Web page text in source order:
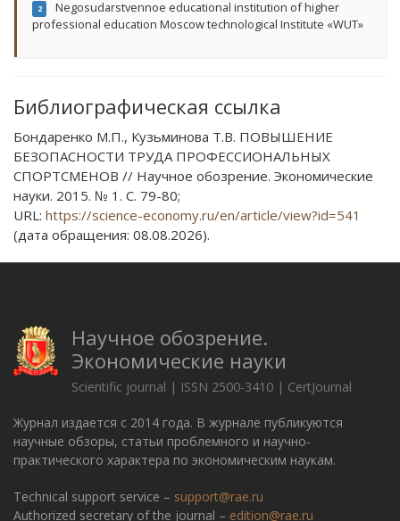
2
Negosudarstvennoe educational institution of higher
professional education Moscow technological Institute «WUT»
Библиографическая ссылка
Бондаренко М.П., Кузьминова Т.В. ПОВЫШЕНИЕ
БЕЗОПАСНОСТИ ТРУДА ПРОФЕССИОНАЛЬНЫХ
СПОРТСМЕНОВ // Научное обозрение. Экономические
науки. 2015. № 1. С. 79-80;
URL: https://science-economy.ru/en/article/view?id=541
(дата обращения: 08.08.2026).
Научное обозрение.
Экономические науки
Scientific journal | ISSN 2500-3410 | CertJournal
Журнал издается с 2014 года. В журнале публикуются
научные обзоры, статьи проблемного и научно-
практического характера по экономическим наукам.
Technical support service – support@rae.ru
Authorized secretary of the journal – edition@rae.ru